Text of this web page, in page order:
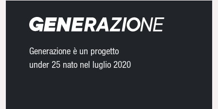
Generazione è un progetto
under 25 nato nel luglio 2020